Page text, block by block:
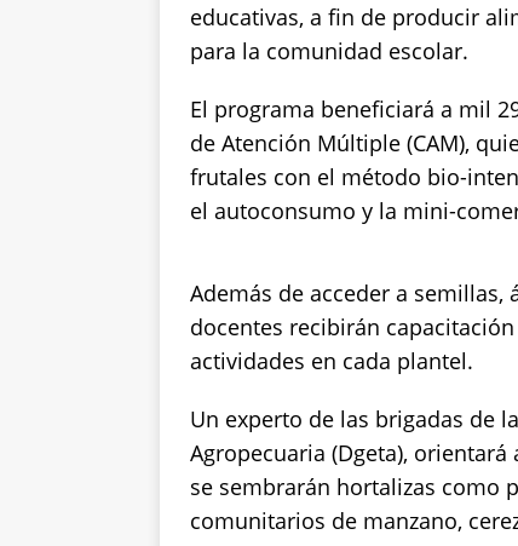
educativas, a fin de producir
para la comunidad escolar.
El programa beneficiará a mil
de Atención Múltiple (CAM),
frutales con el método bio-
el autoconsumo y la mini-
Además de acceder a
docentes recibirán
actividades en cada plantel.
Un experto de las brigadas de
Agropecuaria (Dgeta),
se sembrarán hortalizas como
comunitarios de manzano,